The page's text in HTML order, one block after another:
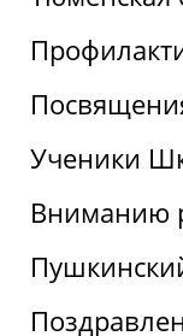
Ученики
Вниманию